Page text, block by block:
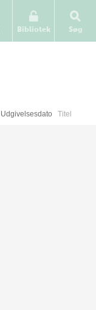
Bibliotek Søg
Udgivelsesdato Titel